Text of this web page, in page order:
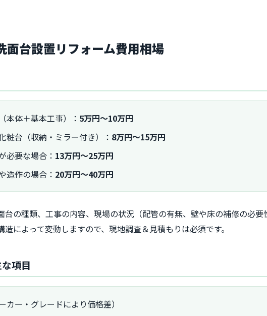
面台設置リフォーム費用相場
本体＋基本工事）： 5万円～10万円
粧台（収納・ミラー付き）： 8万円～15万円
必要な場合： 13万円～25万円
造作の場合： 20万円～40万円
の種類、工事の内容、現場の状況（配管の有無、壁や床の補修の必
によって変動しますので、現地調査＆見積もりは必須です。
項目
カー・グレードにより価格差）